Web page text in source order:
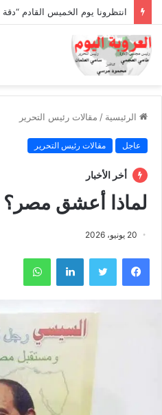
الرئيسية / مقالات رئيس التحرير
عاجل مقالات رئيس التحرير
أخر الأخبار
لماذا أعشق مصر؟
20 يونيو، 2026
فيسبوك تويتر لينكدإن واتساب